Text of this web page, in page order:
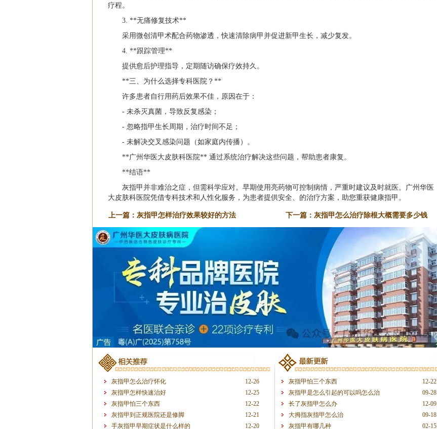
疗程。
3. **无痛修复技术**
采用微创清甲术配合药物渗透，快速清除病甲并促进新甲生长，减少复发。
4. **跟踪管理**
提供愈后护理指导，定期随访确保疗效持久。
**三、为什么选择专科医院？**
许多患者自行用药后效果不佳，原因在于：
- 未杀灭真菌，导致反复感染；
- 忽略指甲生长周期，治疗时间不足；
- 未解决交叉感染问题（如家庭内传播）。
**广州华医大皮肤科医院** 通过系统治疗解决这些问题，帮助患者康复。
**结语**
灰指甲并非难治之症，但需科学应对。早期使用亮药物可控制病情，严重时建议及时就医。广州华医
大皮肤科医院凭借专科技术和人性化服务，为患者提供安全、的治疗方案，助您重获健康指甲。
下一篇： 灰指甲怎么治疗除根大概需要多少钱
上一篇： 灰指甲怎样治疗效果较好的方法
12-26
灰指甲怎么治疗怀化
12-25
灰指甲怎样快速治好
12-22
灰指甲怕三个东西
12-21
灰指甲到正规医院还是修脚
12-20
手灰指甲早期症状是什么样的
12-22
灰指甲怕三个东西
09-28
灰指甲是怎么引起的可以吗怎么治
12-09
长了灰指甲怎么办
09-18
大拇指灰指甲怎么治
02-15
灰指甲有哪几种